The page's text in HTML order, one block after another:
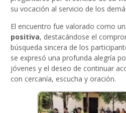
su vocación al servicio de los
El encuentro fue valorado como
positiva, destacándose el
búsqueda sincera de los
se expresó una profunda alegría
jóvenes y el deseo de continuar
con cercanía, escucha y oración.